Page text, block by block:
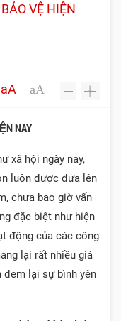
VỆ HIỆN
aA aA - +
NAY
xã hội ngày nay,
luôn được đưa lên
chưa bao giờ vấn
đặc biệt như hiện
động của các công
lại rất nhiều giá
đem lại sự bình yên